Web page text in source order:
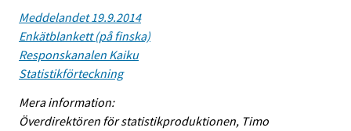
Meddelandet 19.9.2014
Enkätblankett (på finska)
Responskanalen Kaiku
Statistikförteckning
Mera information:
Överdirektören för statistikproduktionen, Timo